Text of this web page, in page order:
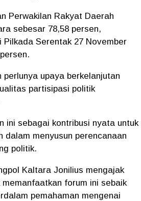
Perwakilan Rakyat Daerah
sebesar 78,58 persen,
Pilkada Serentak 27 November
perlunya upaya berkelanjutan
partisipasi politik
ini sebagai kontribusi nyata untuk
dalam menyusun perencanaan
politik.
Kaltara Jonilius mengajak
forum ini sebaik
pemahaman mengenai